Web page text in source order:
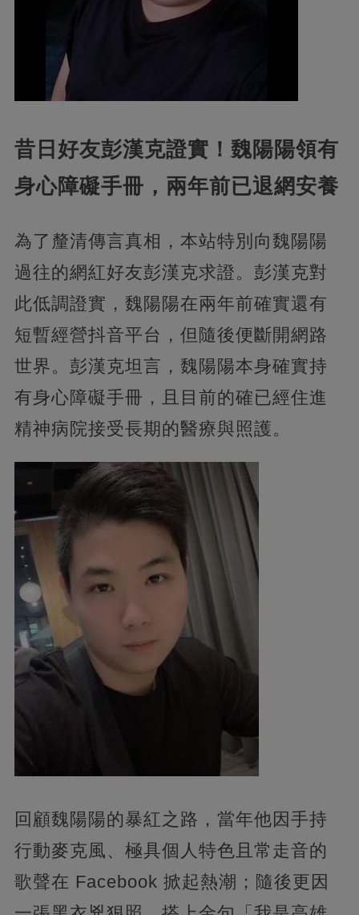
昔日好友彭漢克證實！魏陽陽領有
身心障礙手冊，兩年前已退網安養
為了釐清傳言真相，本站特別向魏陽陽
過往的網紅好友彭漢克求證。彭漢克對
此低調證實，魏陽陽在兩年前確實還有
短暫經營抖音平台，但隨後便斷開網路
世界。彭漢克坦言，魏陽陽本身確實持
有身心障礙手冊，且目前的確已經住進
精神病院接受長期的醫療與照護。
回顧魏陽陽的暴紅之路，當年他因手持
行動麥克風、極具個人特色且常走音的
歌聲在 Facebook 掀起熱潮；隨後更因